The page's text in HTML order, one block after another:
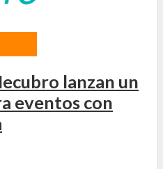
lanzan un
eventos con